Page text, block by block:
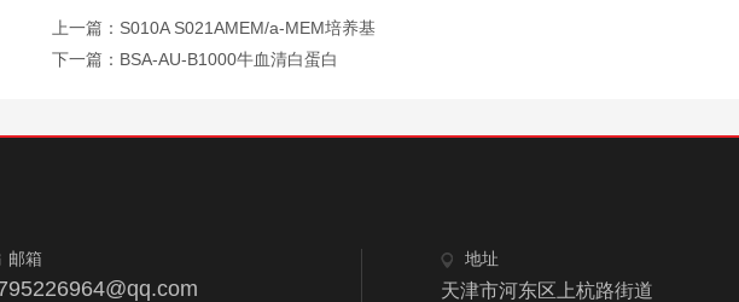
上一篇： S010A S021AMEM/a-MEM培养基
下一篇： BSA-AU-B1000牛血清白蛋白
邮箱 地址
天津市河东区上杭路街道